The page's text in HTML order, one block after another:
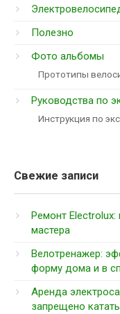
Полезно
Фото альбомы
Прототипы
Руководства по
Инструкция по
Свежие записи
Ремонт
мастера
Велотренажер:
форму дома и в
Аренда
запрещено